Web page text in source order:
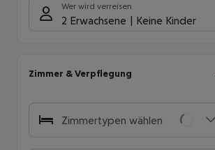
Wer wird verreisen
2 Erwachsene Keine Kinder
Zimmer & Verpflegung
Zimmertypen wählen